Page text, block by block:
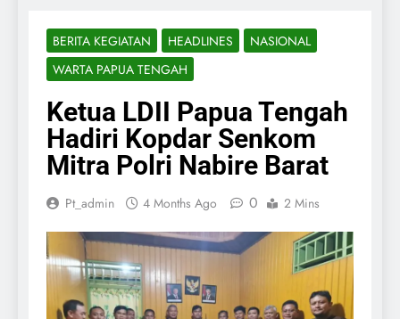
BERITA KEGIATAN HEADLINES
NASIONAL
WARTA PAPUA TENGAH
Ketua LDII Papua Tengah
Hadiri Kopdar Senkom
Mitra Polri Nabire Barat
Pt_admin 4 Months Ago 0 2 Mins